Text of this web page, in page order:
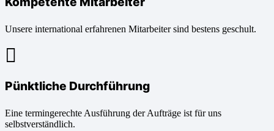
Unsere international erfahrenen Mitarbeiter sind bestens geschult.
Pünktliche Durchführung
Eine termingerechte Ausführung der Aufträge ist für uns
selbstverständlich.